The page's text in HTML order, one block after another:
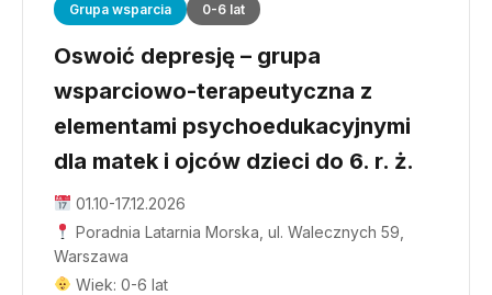
Grupa wsparcia
0-6 lat
Oswoić depresję – grupa
wsparciowo-terapeutyczna z
elementami psychoedukacyjnymi
dla matek i ojców dzieci do 6. r. ż.
01.10-17.12.2026
Poradnia Latarnia Morska, ul. Walecznych 59,
Warszawa
Wiek: 0-6 lat